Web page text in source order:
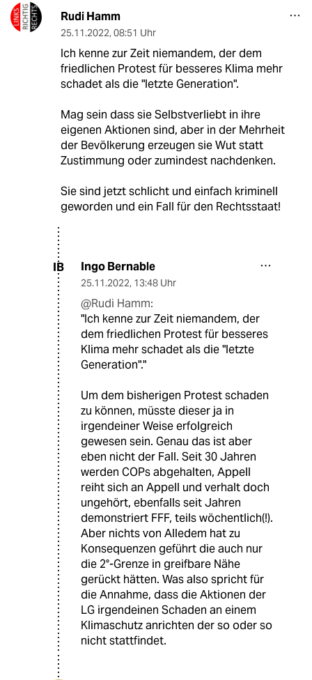
Rudi Hamm
25.11.2022, 08:51 Uhr
Ich kenne zur Zeit niemandem, der dem
friedlichen Protest für besseres Klima mehr
schadet als die "letzte Generation".
Mag sein dass sie Selbstverliebt in ihre
eigenen Aktionen sind, aber in der Mehrheit
der Bevölkerung erzeugen sie Wut statt
Zustimmung oder zumindest nachdenken.
Sie sind jetzt schlicht und einfach kriminell
geworden und ein Fall für den Rechtsstaat!
IB Ingo Bernable
25.11.2022, 13:48 Uhr
@Rudi Hamm:
"Ich kenne zur Zeit niemandem, der
dem friedlichen Protest für besseres
Klima mehr schadet als die "letzte
Generation"."
Um dem bisherigen Protest schaden
zu können, müsste dieser ja in
irgendeiner Weise erfolgreich
gewesen sein. Genau das ist aber
eben nicht der Fall. Seit 30 Jahren
werden COPs abgehalten, Appell
reiht sich an Appell und verhalt doch
ungehört, ebenfalls seit Jahren
demonstriert FFF, teils wöchentlich(!).
Aber nichts von Alledem hat zu
Konsequenzen geführt die auch nur
die 2°-Grenze in greifbare Nähe
gerückt hätten. Was also spricht für
die Annahme, dass die Aktionen der
LG irgendeinen Schaden an einem
Klimaschutz anrichten der so oder so
nicht stattfindet.